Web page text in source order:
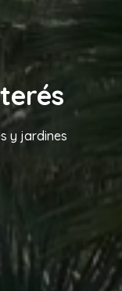
y jardines